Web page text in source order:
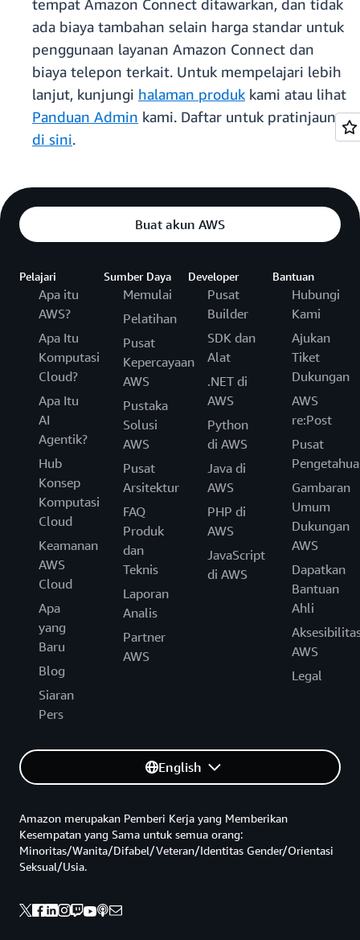
tempat Amazon Connect ditawarkan, dan tidak
ada biaya tambahan selain harga standar untuk
penggunaan layanan Amazon Connect dan
biaya telepon terkait. Untuk mempelajari lebih
lanjut, kunjungi halaman produk kami atau lihat
Panduan Admin kami. Daftar untuk pratinjaunya
di sini.
Buat akun AWS
Pelajari
Apa itu
AWS?
Apa Itu
Komputasi
Cloud?
Apa Itu
AI
Agentik?
Hub
Konsep
Komputasi
Cloud
Keamanan
AWS
Cloud
Apa
yang
Baru
Blog
Siaran
Pers
Sumber Daya
Memulai
Pelatihan
Pusat
Kepercayaan
AWS
Pustaka
Solusi
AWS
Pusat
Arsitektur
FAQ
Produk
dan
Teknis
Laporan
Analis
Partner
AWS
Developer
Pusat
Builder
SDK dan
Alat
.NET di
AWS
Python
di AWS
Java di
AWS
PHP di
AWS
JavaScript
di AWS
Bantuan
Hubungi
Kami
Ajukan
Tiket
Dukungan
AWS
re:Post
Pusat
Gambaran
Umum
Dukungan
AWS
Dapatkan
Bantuan
Ahli
AWS
Legal
English
Amazon merupakan Pemberi Kerja yang Memberikan
Kesempatan yang Sama untuk semua orang:
Minoritas/Wanita/Difabel/Veteran/Identitas Gender/Orientasi
Seksual/Usia.